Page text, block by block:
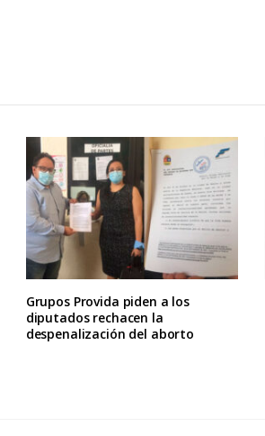
Grupos Provida piden a los
diputados rechacen la
despenalización del aborto